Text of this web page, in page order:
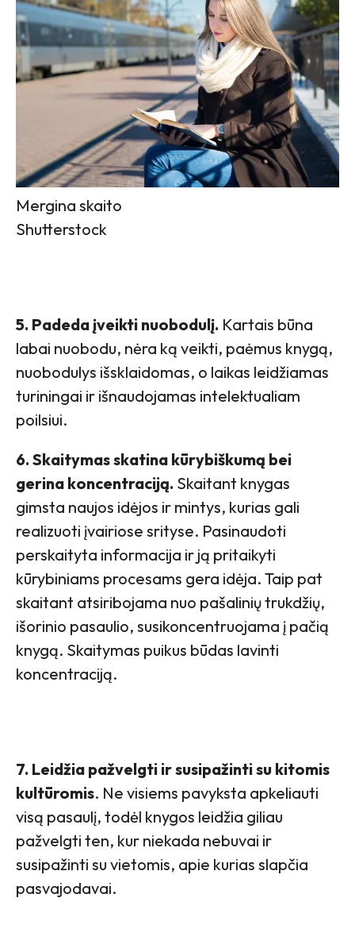
Mergina skaito
Shutterstock
5. Padeda įveikti nuobodulį. Kartais būna
labai nuobodu, nėra ką veikti, paėmus knygą,
nuobodulys išsklaidomas, o laikas leidžiamas
turiningai ir išnaudojamas intelektualiam
poilsiui.
6. Skaitymas skatina kūrybiškumą bei
gerina koncentraciją. Skaitant knygas
gimsta naujos idėjos ir mintys, kurias gali
realizuoti įvairiose srityse. Pasinaudoti
perskaityta informacija ir ją pritaikyti
kūrybiniams procesams gera idėja. Taip pat
skaitant atsiribojama nuo pašalinių trukdžių,
išorinio pasaulio, susikoncentruojama į pačią
knygą. Skaitymas puikus būdas lavinti
koncentraciją.
7. Leidžia pažvelgti ir susipažinti su kitomis
kultūromis. Ne visiems pavyksta apkeliauti
visą pasaulį, todėl knygos leidžia giliau
pažvelgti ten, kur niekada nebuvai ir
susipažinti su vietomis, apie kurias slapčia
pasvajodavai.